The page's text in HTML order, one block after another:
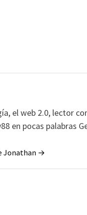
el web 2.0, lector
en pocas palabras
Jonathan →